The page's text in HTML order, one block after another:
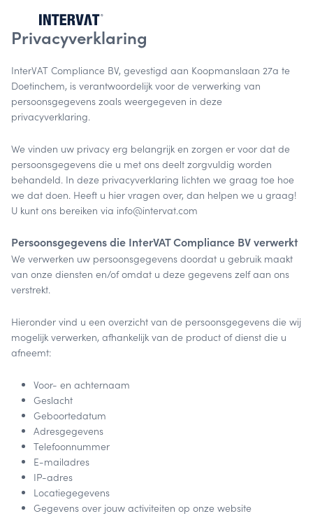
Privacyverklaring
InterVAT Compliance BV, gevestigd aan Koopmanslaan 27a te
Doetinchem, is verantwoordelijk voor de verwerking van
persoonsgegevens zoals weergegeven in deze
privacyverklaring.
We vinden uw privacy erg belangrijk en zorgen er voor dat de
persoonsgegevens die u met ons deelt zorgvuldig worden
behandeld. In deze privacyverklaring lichten we graag toe hoe
we dat doen. Heeft u hier vragen over, dan helpen we u graag!
U kunt ons bereiken via info@intervat.com
Persoonsgegevens die InterVAT Compliance BV verwerkt
We verwerken uw persoonsgegevens doordat u gebruik maakt
van onze diensten en/of omdat u deze gegevens zelf aan ons
verstrekt.
Hieronder vind u een overzicht van de persoonsgegevens die wij
mogelijk verwerken, afhankelijk van de product of dienst die u
afneemt:
Voor- en achternaam
Geslacht
Geboortedatum
Adresgegevens
Telefoonnummer
E-mailadres
IP-adres
Locatiegegevens
Gegevens over jouw activiteiten op onze website